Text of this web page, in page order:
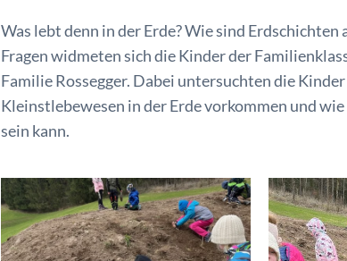
Was lebt denn in der Erde? Wie sind Erdschichten
Fragen widmeten sich die Kinder der
Familie Rossegger. Dabei untersuchten die
Kleinstlebewesen in der Erde vorkommen und
sein kann.